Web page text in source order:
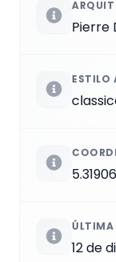
Pierre
ESTILO
12 de